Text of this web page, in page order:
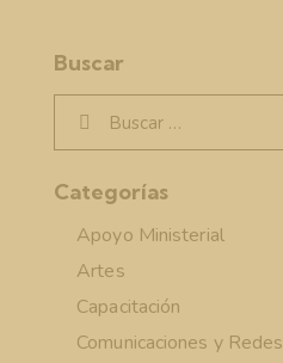
Buscar
Categorías
Apoyo Ministerial
Artes
Capacitación
Comunicaciones y Redes